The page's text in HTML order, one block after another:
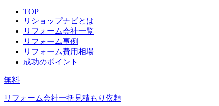
TOP
リショップナビとは
リフォーム会社一覧
リフォーム事例
リフォーム費用相場
成功のポイント
無料
リフォーム会社一括見積もり依頼